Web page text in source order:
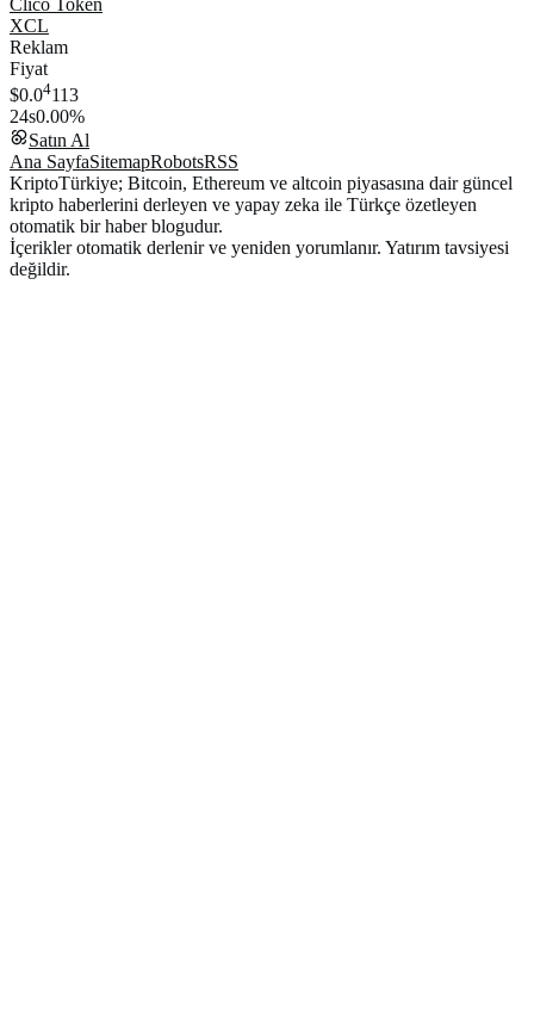
XCL
Reklam
Fiyat
$0.04113
24s0.00%
Satın Al
Ana SayfaSitemapRobotsRSS
KriptoTürkiye; Bitcoin, Ethereum ve altcoin piyasasına dair güncel
kripto haberlerini derleyen ve yapay zeka ile Türkçe özetleyen
otomatik bir haber blogudur.
İçerikler otomatik derlenir ve yeniden yorumlanır. Yatırım tavsiyesi
değildir.